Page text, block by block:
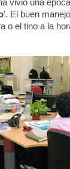
vivió una
'. El buen
o el tino a la